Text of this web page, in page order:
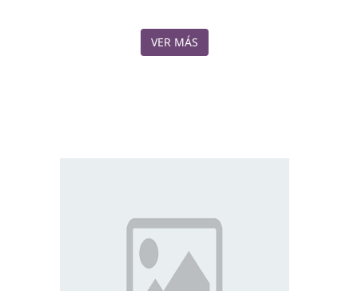
VER MÁS